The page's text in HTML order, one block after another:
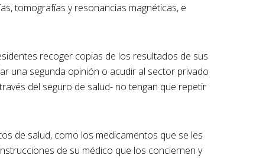
tomografías y resonancias magnéticas, e
recoger copias de los resultados de sus
una segunda opinión o acudir al sector privado
del seguro de salud- no tengan que repetir
de salud, como los medicamentos que se les
de su médico que los conciernen y